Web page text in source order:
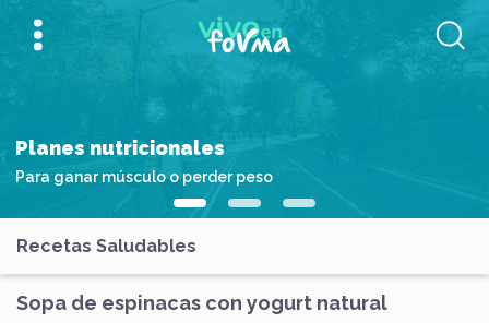
Planes nutricionales
Para ganar músculo o perder peso
Recetas Saludables
Sopa de espinacas con yogurt natural